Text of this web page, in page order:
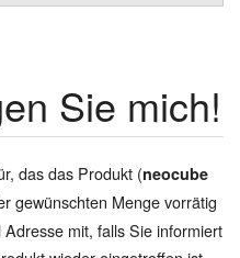
Sie mich!
das das Produkt (neocube
gewünschten Menge vorrätig
mit, falls Sie informiert